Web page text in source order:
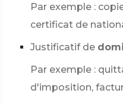
Par exemple :
certificat de
Justificatif de
Par exemple :
d'imposition,